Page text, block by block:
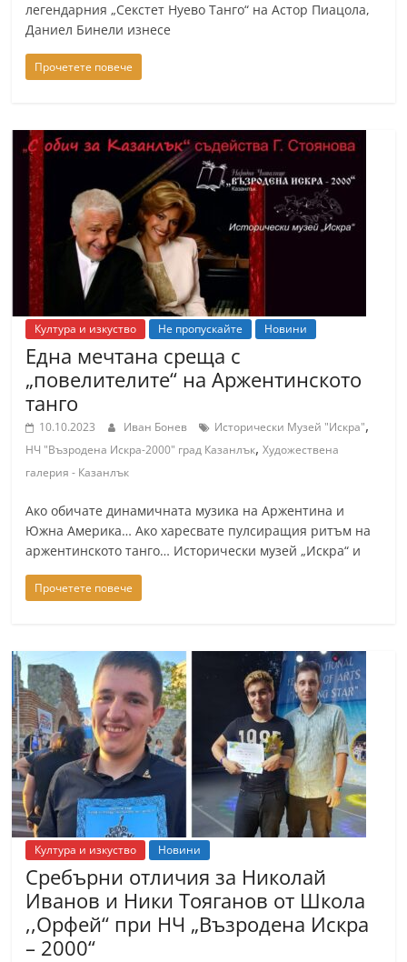
легендарния „Секстет Нуево Танго“ на Астор Пиацола,
Даниел Бинели изнесе
Прочетете повече
Култура и изкуство Не пропускайте Новини
Една мечтана среща с
„повелителите“ на Аржентинското
танго
10.10.2023 Иван Бонев Исторически Музей "Искра",
НЧ "Възродена Искра-2000" град Казанлък,Художествена
галерия - Казанлък
Ако обичате динамичната музика на Аржентина и
Южна Америка… Ако харесвате пулсиращия ритъм на
аржентинското танго… Исторически музей „Искра“ и
Прочетете повече
Култура и изкуство Новини
Сребърни отличия за Николай
Иванов и Ники Тояганов от Школа
,,Орфей‘‘ при НЧ „Възродена Искра
– 2000“